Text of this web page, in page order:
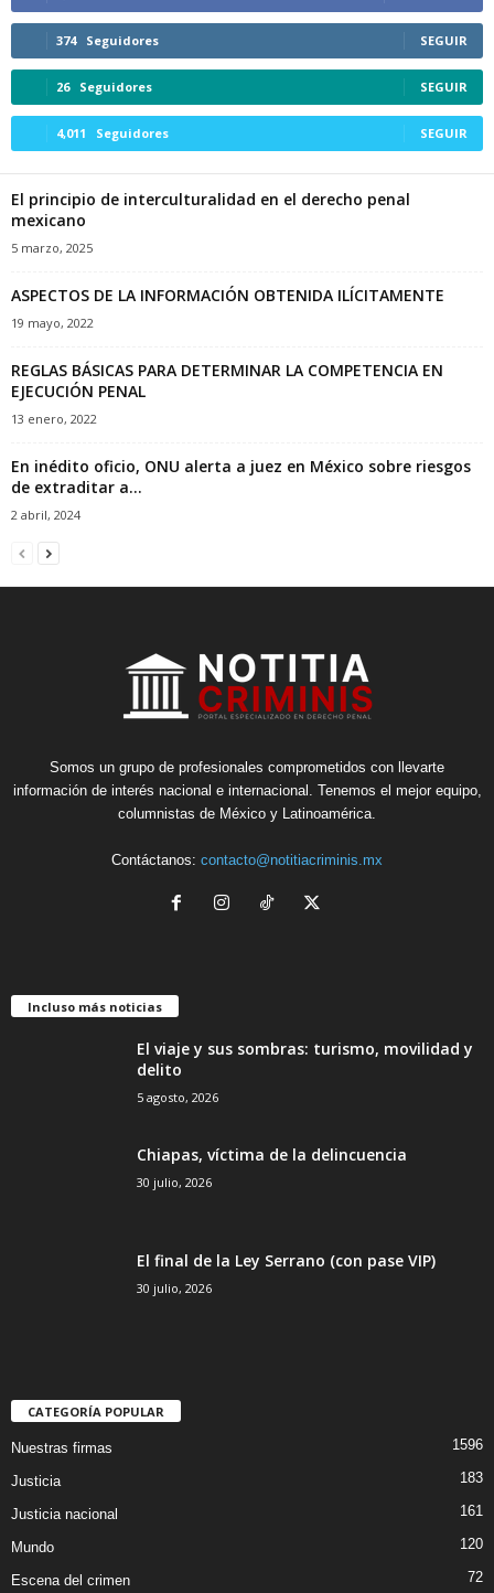
374 Seguidores SEGUIR
26 Seguidores SEGUIR
4,011 Seguidores SEGUIR
El principio de interculturalidad en el derecho penal
mexicano
5 marzo, 2025
ASPECTOS DE LA INFORMACIÓN OBTENIDA ILÍCITAMENTE
19 mayo, 2022
REGLAS BÁSICAS PARA DETERMINAR LA COMPETENCIA EN
EJECUCIÓN PENAL
13 enero, 2022
En inédito oficio, ONU alerta a juez en México sobre riesgos
de extraditar a...
2 abril, 2024
Somos un grupo de profesionales comprometidos con llevarte
información de interés nacional e internacional. Tenemos el mejor equipo,
columnistas de México y Latinoamérica.
Contáctanos: contacto@notitiacriminis.mx
Incluso más noticias
El viaje y sus sombras: turismo, movilidad y
delito
5 agosto, 2026
Chiapas, víctima de la delincuencia
30 julio, 2026
El final de la Ley Serrano (con pase VIP)
30 julio, 2026
CATEGORÍA POPULAR
Nuestras firmas 1596
Justicia 183
Justicia nacional 161
Mundo 120
Escena del crimen 72